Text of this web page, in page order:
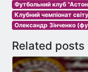
Футбольний клуб "Астон
Клубний чемпіонат
Олександр Зінченко
Related posts